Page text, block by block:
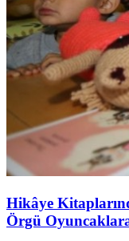
Hikâye
Örgü